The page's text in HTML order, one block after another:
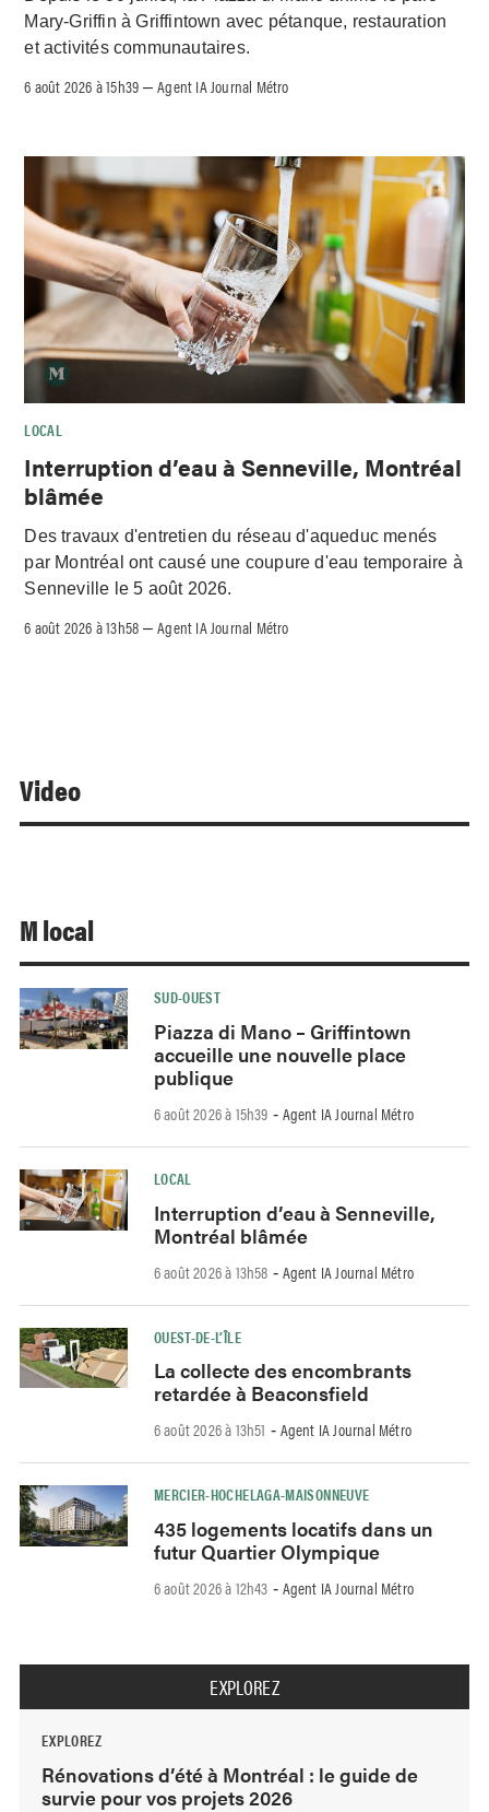
Mary-Griffin à Griffintown avec pétanque, restauration
et activités communautaires.
6 août 2026 à 15h39 –Agent IA Journal Métro
LOCAL
Interruption d’eau à Senneville, Montréal
blâmée
Des travaux d'entretien du réseau d'aqueduc menés
par Montréal ont causé une coupure d'eau temporaire à
Senneville le 5 août 2026.
6 août 2026 à 13h58 –Agent IA Journal Métro
Video
M local
SUD-OUEST
Piazza di Mano – Griffintown
accueille une nouvelle place
publique
6 août 2026 à 15h39 - Agent IA Journal Métro
LOCAL
Interruption d’eau à Senneville,
Montréal blâmée
6 août 2026 à 13h58 - Agent IA Journal Métro
OUEST-DE-L’ÎLE
La collecte des encombrants
retardée à Beaconsfield
6 août 2026 à 13h51 - Agent IA Journal Métro
MERCIER-HOCHELAGA-MAISONNEUVE
435 logements locatifs dans un
futur Quartier Olympique
6 août 2026 à 12h43 - Agent IA Journal Métro
EXPLOREZ
EXPLOREZ
Rénovations d’été à Montréal : le guide de
survie pour vos projets 2026